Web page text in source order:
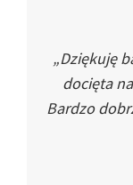
„Dziękuję
docięta
Bardzo